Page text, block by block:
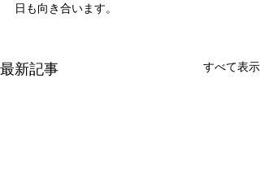
日も向き合います。
最新記事 すべて表示